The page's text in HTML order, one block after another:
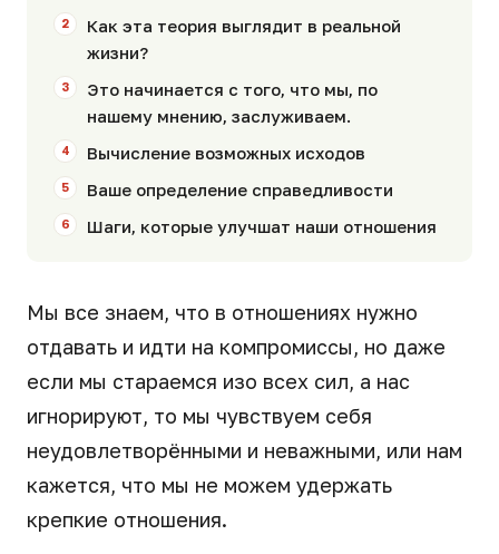
Как эта теория выглядит в реальной
жизни?
Это начинается с того, что мы, по
нашему мнению, заслуживаем.
Вычисление возможных исходов
Ваше определение справедливости
Шаги, которые улучшат наши отношения
Мы все знаем, что в отношениях нужно
отдавать и идти на компромиссы, но даже
если мы стараемся изо всех сил, а нас
игнорируют, то мы чувствуем себя
неудовлетворёнными и неважными, или нам
кажется, что мы не можем удержать
крепкие отношения.